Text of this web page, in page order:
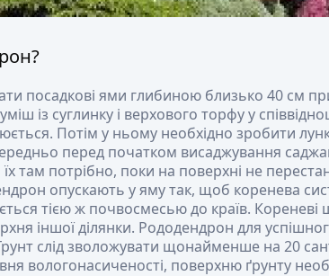
посадкові ями глибиною близько 40 см
із суглинку і верхового торфу у
Потім у ньому необхідно зробити
перед початком висаджування
там потрібно, поки на поверхні не
опускають у яму так, щоб коренева
тією ж почвосмесью до країв.
іншої ділянки. Рододендрон для
слід зволожувати щонайменше на 20
вологонасиченості, поверхню ґрунту